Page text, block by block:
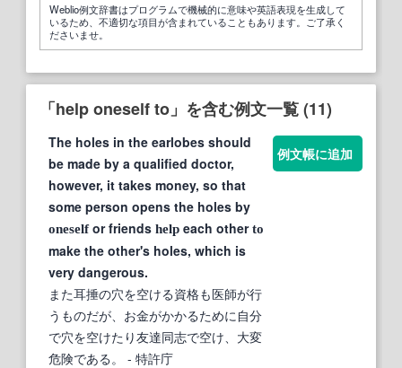
Weblio例文辞書はプログラムで機械的に意味や英語表現を生成して
いるため、不適切な項目が含まれていることもあります。ご了承く
ださいませ。
「help oneself to」を含む例文一覧 (11)
The holes in the earlobes should
be made by a qualified doctor,
however, it takes money, so that
some person opens the holes by
oneselfor friends help each otherto
make the other's holes, which is
very dangerous.
また耳捶の穴を空ける資格も医師が行
うものだが、お金がかかるために自分
で穴を空けたり友達同志で空け、大変
危険である。
- 特許庁
例文帳に追加